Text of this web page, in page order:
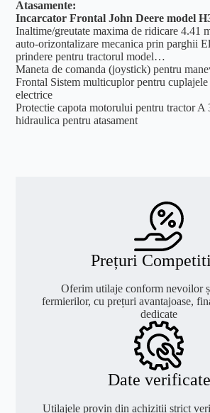
Atasamente:
Incarcator Frontal John Deere model
Inaltime/greutate maxima de ridicare 4.41
auto-orizontalizare mecanica prin parghii
prindere pentru tractorul model…
Maneta de comanda (joystick) pentru
Frontal Sistem multicuplor pentru
electrice
Protectie capota motorului pentru tractor A
hidraulica pentru atasament
Prețuri
Oferim utilaje conform nevoilor
fermierilor, cu prețuri avantajoase,
dedicate
Date verificate
Utilajele provin din achiziții strict